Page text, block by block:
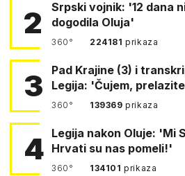
2
Srpski vojnik: '12 dana
dogodila Oluja'
360° 224181prikaza
3
Pad Krajine (3) i
Legija: 'Čujem,
360° 139369prikaza
4 Legija nakon Oluje: 'Mi
Hrvati su nas pomeli!'
360° 134101prikaza